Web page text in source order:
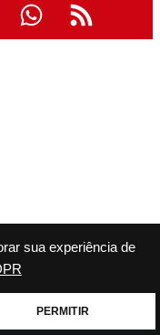
sua experiência de
PERMITIR